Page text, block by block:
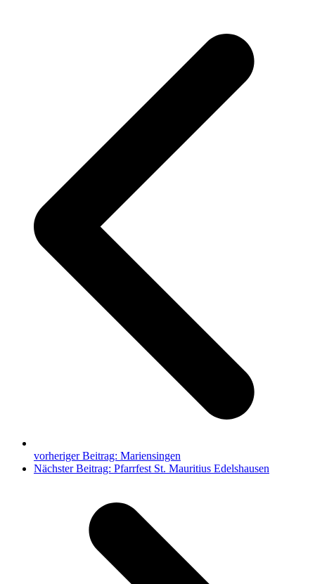
vorheriger Beitrag: Mariensingen
Nächster Beitrag: Pfarrfest St. Mauritius Edelshausen